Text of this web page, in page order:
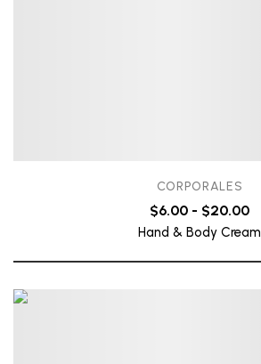
CORPORALES
$6.00 - $20.00
Hand & Body Cream